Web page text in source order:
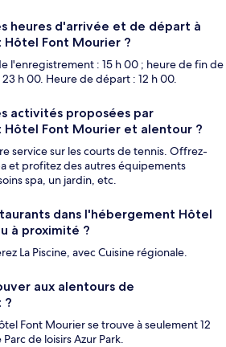
heures d'arrivée et de départ à
Font Mourier ?
l'enregistrement : 15 h 00 ; heure de fin de
h 00. Heure de départ : 12 h 00.
activités proposées par
Font Mourier et alentour ?
service sur les courts de tennis. Offrez-
et profitez des autres équipements
spa, un jardin, etc.
dans l'hébergement Hôtel
à proximité ?
La Piscine, avec Cuisine régionale.
aux alentours de
?
Font Mourier se trouve à seulement 12
de loisirs Azur Park.